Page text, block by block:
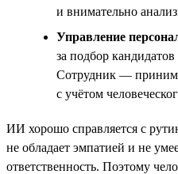
и внимательно
Управление
за подбор
Сотрудник —
с учётом
ИИ хорошо справляется с
не обладает эмпатией и не
ответственность. Поэтому